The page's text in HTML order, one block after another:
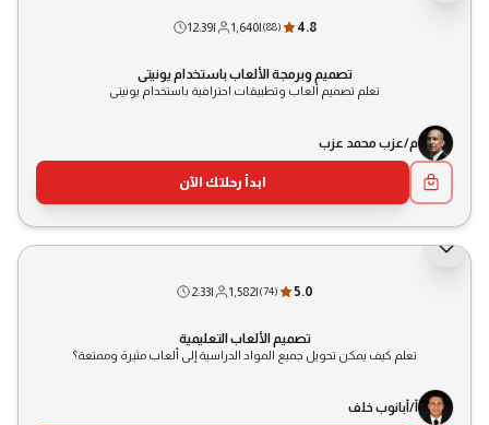
4.8
(88)
|
1,640
|
12:39
تصميم وبرمجة الألعاب باستخدام يونيتى
تعلم تصميم ألعاب وتطبيقات احترافية باستخدام يونيتى
م/عزب محمد عزب
ابدأ رحلتك الآن
5.0
(74)
|
1,582
|
2:33
تصميم الألعاب التعليمية
تعلم كيف يمكن تحويل جميع المواد الدراسية إلى ألعاب مثيرة وممتعة؟
أ/أبانوب خلف